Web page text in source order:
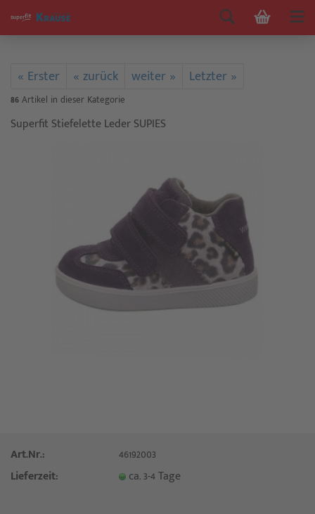
« Erster « zurück weiter » Letzter »
86Artikel in dieser Kategorie
Superfit Stiefelette Leder SUPIES
Art.Nr.:
46192003
Lieferzeit:
ca. 3-4 Tage